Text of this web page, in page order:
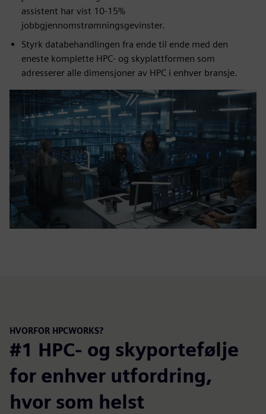
assistent har vist 10-15%
jobbgjennomstrømningsgevinster.
Styrk databehandlingen fra ende til ende med den
eneste komplette HPC- og skyplattformen som
adresserer alle dimensjoner av HPC i enhver bransje.
HVORFOR HPCWORKS?
#1 HPC- og skyportefølje
for enhver utfordring,
hvor som helst